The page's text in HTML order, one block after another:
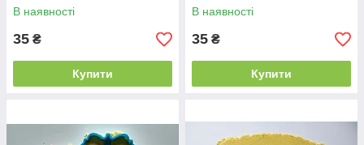
В наявності
35 ₴
Купити
В наявності
35 ₴
Купити